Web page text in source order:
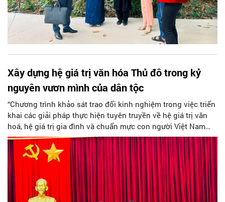
Xây dựng hệ giá trị văn hóa Thủ đô trong kỷ
nguyên vươn mình của dân tộc
“Chương trình khảo sát trao đổi kinh nghiệm trong việc triển
khai các giải pháp thực hiện tuyên truyền về hệ giá trị văn
hoá, hệ giá trị gia đình và chuẩn mực con người Việt Nam
trong thời kỳ mới giữa các địa phương nhằm tăng cường
hiệu quả triển khai thực tiễn, đồng thời bổ sung và hoàn
thiện tiến tới xây dựng khung hệ giá trị quốc gia, hệ giá trị
văn hóa, hệ giá trị gia đình và chuẩn mực con người Việt
Nam nói chung cũng như hệ giá trị văn hóa đặc thù riêng
của Thủ đô phù hợp trong kỷ nguyên vươn mình củ